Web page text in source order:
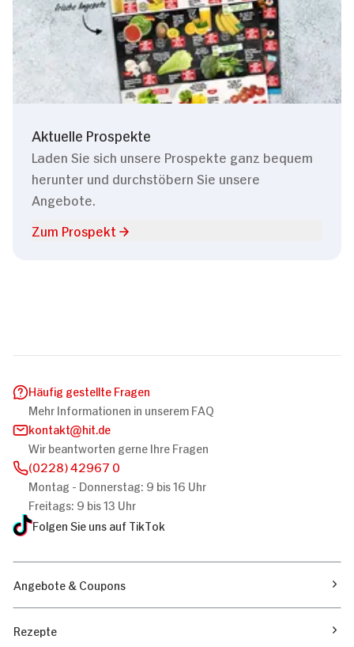
Aktuelle Prospekte
Laden Sie sich unsere Prospekte ganz bequem
herunter und durchstöbern Sie unsere
Angebote.
Zum Prospekt
Häufig gestellte Fragen
Mehr Informationen in unserem FAQ
kontakt
hit.de
Wir beantworten gerne Ihre Fragen
(0228) 42967 0
Montag - Donnerstag: 9 bis 16 Uhr
Freitags: 9 bis 13 Uhr
Folgen Sie uns auf TikTok
Angebote & Coupons
Rezepte